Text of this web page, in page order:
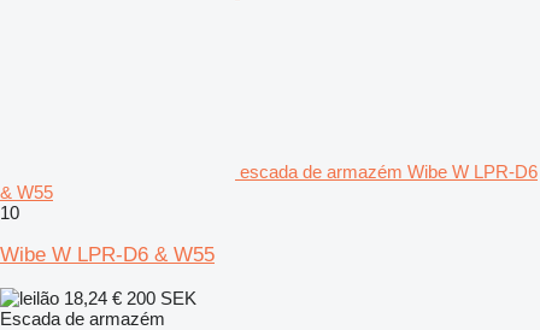
escada de armazém Wibe W LPR-D6
& W55
10
Wibe W LPR-D6 & W55
18,24 € 200 SEK
Escada de armazém